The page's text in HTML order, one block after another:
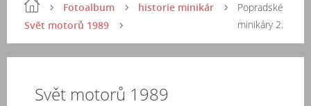
Fotoalbum
historie minikár
Svět motorů 1989
Popradské
minikáry 2.
Svět motorů 1989